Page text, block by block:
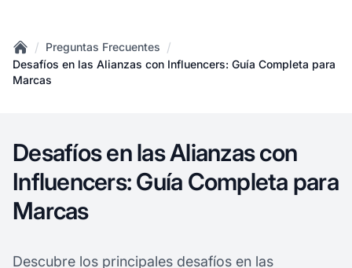
Home
/ Preguntas Frecuentes /
Desafíos en las Alianzas con Influencers: Guía Completa para
Marcas
Desafíos en las Alianzas con
Influencers: Guía Completa para
Marcas
Descubre los principales desafíos en las